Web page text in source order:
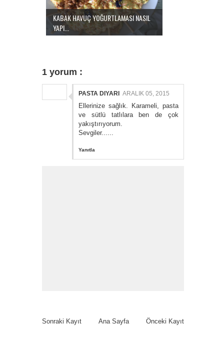
KABAK HAVUÇ YOĞURTLAMASI NASIL
YAPI...
1 yorum :
PASTA DIYARI ARALIK 05, 2015
Ellerinize sağlık. Karameli, pasta
ve sütlü tatlılara ben de çok
yakıştırıyorum.
Sevgiler......
Yanıtla
Sonraki Kayıt Önceki Kayıt
Ana Sayfa